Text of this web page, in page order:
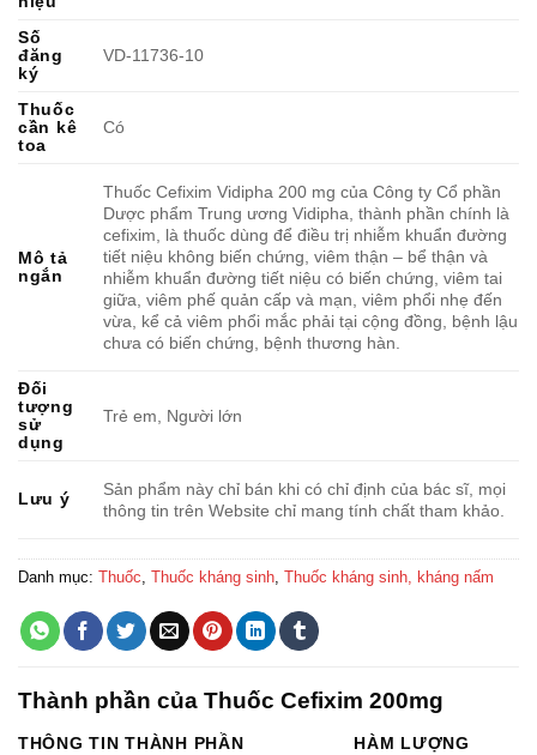
Số
đăng
ký
VD-11736-10
Thuốc
cần kê
toa
Có
Mô tả
ngắn
Thuốc Cefixim Vidipha 200 mg của Công ty Cổ phần
Dược phẩm Trung ương Vidipha, thành phần chính là
cefixim, là thuốc dùng để điều trị nhiễm khuẩn đường
tiết niệu không biến chứng, viêm thận – bể thận và
nhiễm khuẩn đường tiết niệu có biến chứng, viêm tai
giữa, viêm phế quản cấp và mạn, viêm phổi nhẹ đến
vừa, kể cả viêm phổi mắc phải tại cộng đồng, bệnh lậu
chưa có biến chứng, bệnh thương hàn.
Đối
tượng
sử
dụng
Trẻ em, Người lớn
Lưu ý
Sản phẩm này chỉ bán khi có chỉ định của bác sĩ, mọi
thông tin trên Website chỉ mang tính chất tham khảo.
Danh mục: Thuốc Thuốc kháng sinh Thuốc kháng sinh, kháng nấm
Thành phần của Thuốc Cefixim 200mg
THÔNG TIN THÀNH PHẦN HÀM LƯỢNG